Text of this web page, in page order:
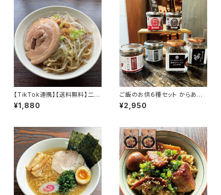
【TikTok連携】【送料無料】二郎
ラーメン インスパイア系 パーフ
ェクトラーメン【S】BUTA 1食 チ
¥1,880
ご飯のお供６種セット からあげ
飯 チャーシュー飯 食べるウマラ
ー 食べるウマミソセット 喜多方
レゼント お取り寄せ
¥2,950